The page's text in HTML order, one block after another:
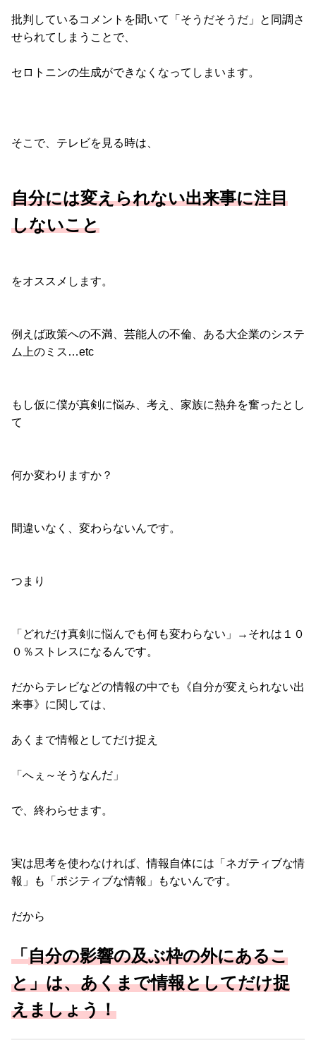
批判しているコメントを聞いて「そうだそうだ」と同調さ
せられてしまうことで、
セロトニンの生成ができなくなってしまいます。
そこで、テレビを見る時は、
自分には変えられない出来事に注目
しないこと
をオススメします。
例えば政策への不満、芸能人の不倫、ある大企業のシステ
ム上のミス…etc
もし仮に僕が真剣に悩み、考え、家族に熱弁を奮ったとし
て
何か変わりますか？
間違いなく、変わらないんです。
つまり
「どれだけ真剣に悩んでも何も変わらない」→それは１０
０％ストレスになるんです。
だからテレビなどの情報の中でも《自分が変えられない出
来事》に関しては、
あくまで情報としてだけ捉え
「へぇ～そうなんだ」
で、終わらせます。
実は思考を使わなければ、情報自体には「ネガティブな情
報」も「ポジティブな情報」もないんです。
だから
「自分の影響の及ぶ枠の外にあるこ
と」は、あくまで情報としてだけ捉
えましょう！